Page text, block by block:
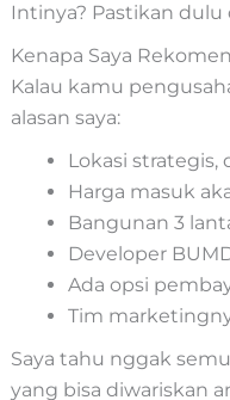
Intinya? Pastikan
Kenapa Saya
Kalau kamu
alasan saya:
Lokasi
Harga masuk
Bangunan 3
Developer
Ada opsi
Tim
Saya tahu nggak
yang bisa diwariskan